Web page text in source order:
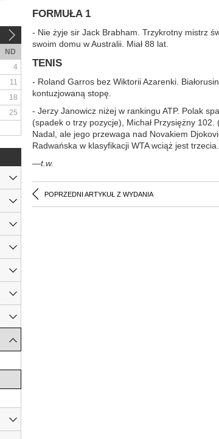
FORMUŁA 1
- Nie żyje sir Jack Brabham. Trzykrotny mistrz
swoim domu w Australii. Miał 88 lat.
TENIS
- Roland Garros bez Wiktorii Azarenki.
kontuzjowaną stopę.
- Jerzy Janowicz niżej w rankingu ATP. Polak
(spadek o trzy pozycje), Michał Przysiężny
Nadal, ale jego przewaga nad Novakiem
Radwańska w klasyfikacji WTA wciąż jest trzecia.
—t.w.
POPRZEDNI ARTYKUŁ Z WYDANIA
ND
4
11
18
25